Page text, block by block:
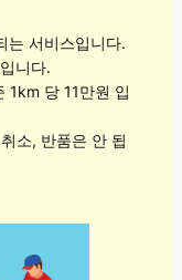
는 서비스입니다.
니다.
1km 당 11만원 입
소, 반품은 안 됩